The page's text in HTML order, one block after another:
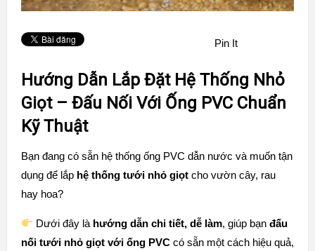
Pin It
Hướng Dẫn Lắp Đặt Hệ Thống Nhỏ
Giọt – Đấu Nối Với Ống PVC Chuẩn
Kỹ Thuật
Bạn đang có sẵn hệ thống ống PVC dẫn nước và muốn tận
dụng để lắp hệ thống tưới nhỏ giọtcho vườn cây, rau
hay hoa?
Dưới đây là hướng dẫn chi tiết, dễ làm, giúp bạnđấu
nối tưới nhỏ giọt với ống PVCcó sẵn một cách hiệu quả,